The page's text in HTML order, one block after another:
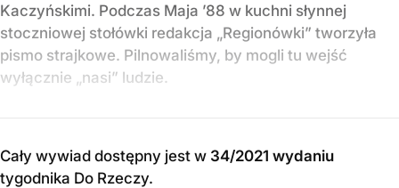
Kaczyńskimi. Podczas Maja ’88 w kuchni słynnej
stoczniowej stołówki redakcja „Regionówki” tworzyła
pismo strajkowe. Pilnowaliśmy, by mogli tu wejść
wyłącznie „nasi” ludzie.
Cały wywiad dostępny jest w 34/2021 wydaniu
tygodnika Do Rzeczy.